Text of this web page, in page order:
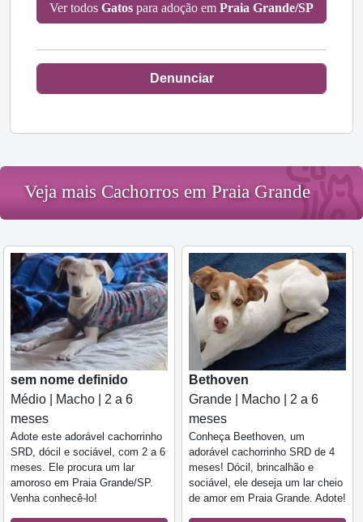
Ver todos Gatos para adoção em Praia Grande/SP
Denunciar
Veja mais Cachorros em Praia Grande
sem nome definido
Médio | Macho | 2 a 6
meses
Adote este adorável cachorrinho
SRD, dócil e sociável, com 2 a 6
meses. Ele procura um lar
amoroso em Praia Grande/SP.
Venha conhecê-lo!
Bethoven
Grande | Macho | 2 a 6
meses
Conheça Beethoven, um
adorável cachorrinho SRD de 4
meses! Dócil, brincalhão e
sociável, ele deseja um lar cheio
de amor em Praia Grande. Adote!